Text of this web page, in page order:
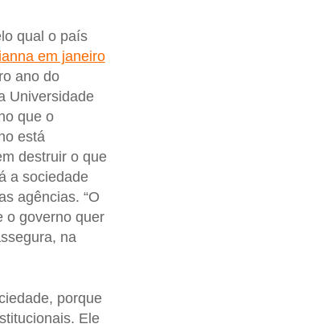
qual o país
em janeiro
ano do
Universidade
que o
está
destruir o que
a sociedade
agências. “O
o governo quer
na
porque
Ele